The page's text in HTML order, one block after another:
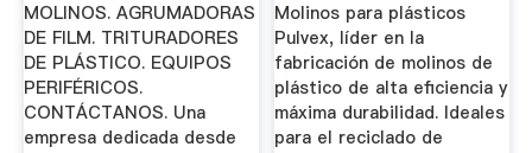
MOLINOS. AGRUMADORAS
DE FILM. TRITURADORES
DE PLÁSTICO. EQUIPOS
PERIFÉRICOS.
CONTÁCTANOS. Una
empresa dedicada desde
Molinos para plásticos
Pulvex, líder en la
fabricación de molinos de
plástico de alta eficiencia y
máxima durabilidad. Ideales
para el reciclado de